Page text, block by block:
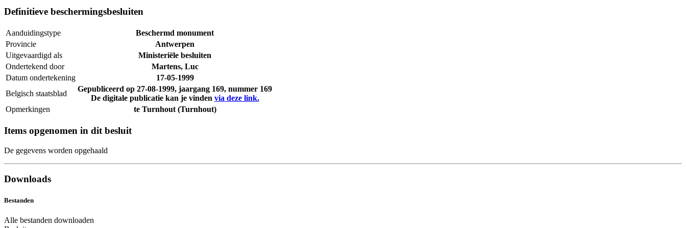
Definitieve beschermingsbesluiten
Aanduidingstype
Beschermd monument
Provincie
Antwerpen
Uitgevaardigd als
Ministeriële besluiten
Ondertekend door
Martens, Luc
Datum ondertekening
17-05-1999
Belgisch staatsblad
Gepubliceerd op 27-08-1999, jaargang 169, nummer 169
De digitale publicatie kan je vinden via deze link.
Opmerkingen
te Turnhout (Turnhout)
Items opgenomen in dit besluit
De gegevens worden opgehaald
Downloads
Bestanden
Alle bestanden downloaden